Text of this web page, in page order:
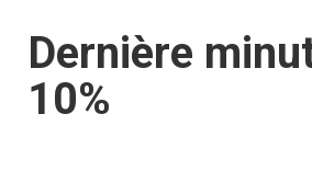
Dernière
10%